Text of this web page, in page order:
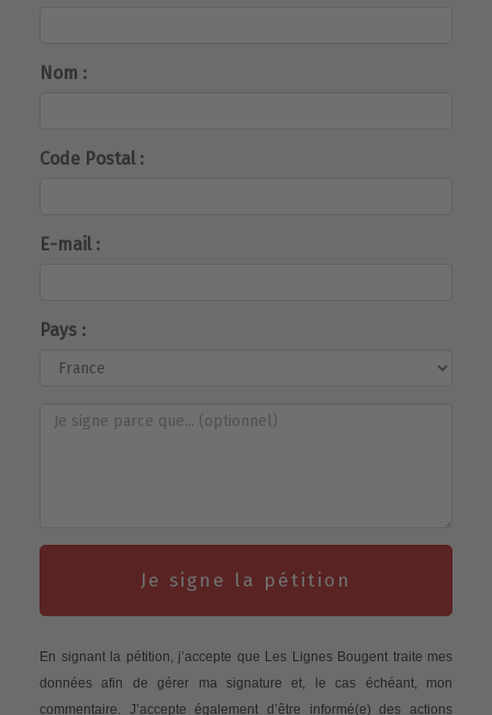
Nom :
Code Postal :
E-mail :
Pays :
Je signe la pétition
En signant la pétition, j’accepte que Les Lignes Bougent traite mes
données afin de gérer ma signature et, le cas échéant, mon
commentaire. J’accepte également d’être informé(e) des actions